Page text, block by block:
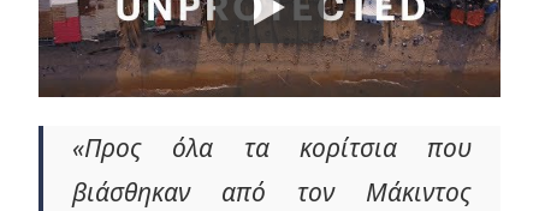
«Προς όλα τα κορίτσια που
βιάσθηκαν από τον Μάκιντος